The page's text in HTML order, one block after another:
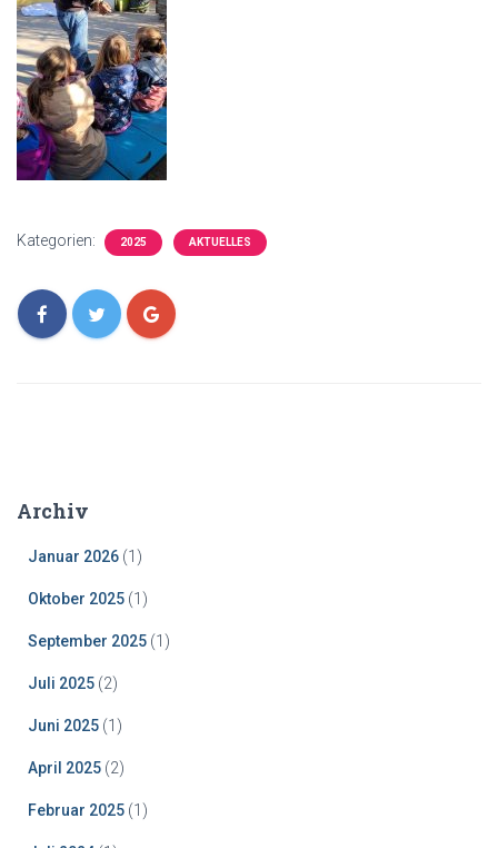
Kategorien: 2025 AKTUELLES
Archiv
Januar 2026 (1)
Oktober 2025 (1)
September 2025 (1)
Juli 2025 (2)
Juni 2025 (1)
April 2025 (2)
Februar 2025 (1)